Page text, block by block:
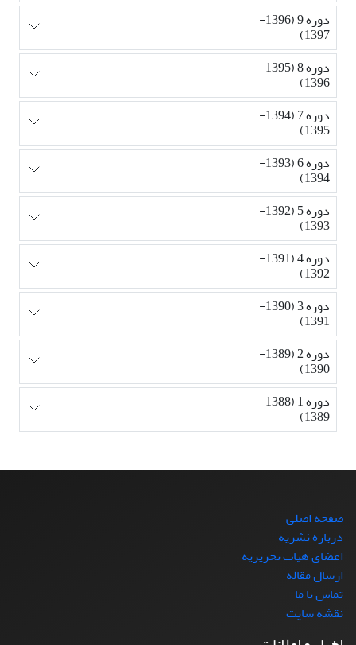
دوره 9 (1396-
1397)
دوره 8 (1395-
1396)
دوره 7 (1394-
1395)
دوره 6 (1393-
1394)
دوره 5 (1392-
1393)
دوره 4 (1391-
1392)
دوره 3 (1390-
1391)
دوره 2 (1389-
1390)
دوره 1 (1388-
1389)
صفحه اصلی
درباره نشریه
اعضای هیات تحریریه
ارسال مقاله
تماس با ما
نقشه سایت